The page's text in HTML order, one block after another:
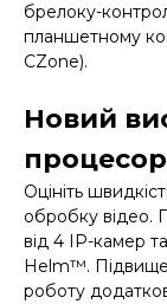
брелоку-
планшетному
CZone).
Новий
процесор
Оцініть
обробку відео.
від 4 IP-камер
Helm™.
роботу